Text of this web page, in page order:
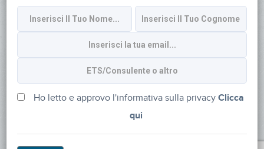
Informativa sulla privacy
CONTATTI
via Roberto Lepetit 8/10 – 20124 Milano
info@fondazioneaifr.org
Tel: +39 02 47924880
Ho letto e approvo l'informativa sulla privacyClicca
qui